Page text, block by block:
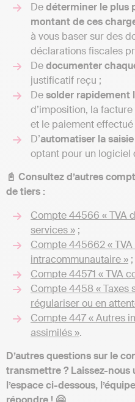
Dedéterminer le plus
montant de ces
à vous baser sur des
déclarations fiscales
Dedocumenter
justificatif reçu ;
Desolder rapidement
d’imposition, la
et le paiement effectué
D’automatiser la
optant pour un logiciel
📓 Consultez d’autres
de tiers :
Compte 44566 « TVA
services » ;
Compte 445662 «
intracommunautaire » ;
Compte 44571 « TVA
Compte 4458 « Taxes
régulariser ou en
Compte 447 « Autres
assimilés ».
D’autres questions sur le
transmettre ? Laissez-
l’espace ci-dessous,